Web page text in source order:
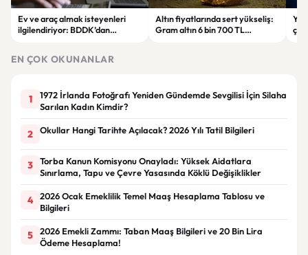
Ev ve araç almak isteyenleri
ilgilendiriyor: BDDK’dan
Altın fiyatlarında sert yükseliş:
Gram altın 6 bin 700 TL
EN ÇOK OKUNANLAR
1
1972 İrlanda Fotoğrafı Yeniden Gündemde Sevgilisi İçin Silaha
Sarılan Kadın Kimdir?
2 Okullar Hangi Tarihte Açılacak? 2026 Yılı Tatil Bilgileri
3
Torba Kanun Komisyonu Onayladı: Yüksek Aidatlara
Sınırlama, Tapu ve Çevre Yasasında Köklü Değişiklikler
4
2026 Ocak Emeklilik Temel Maaş Hesaplama Tablosu ve
Bilgileri
5
2026 Emekli Zammı: Taban Maaş Bilgileri ve 20 Bin Lira
Ödeme Hesaplama!